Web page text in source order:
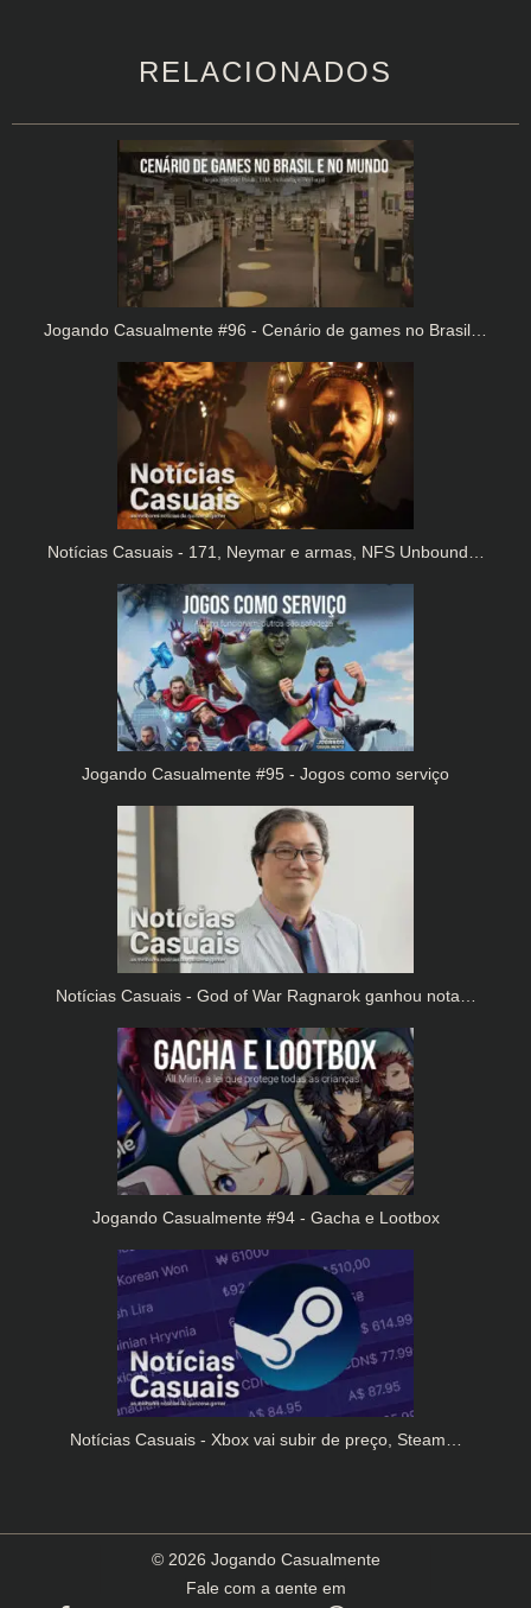
RELACIONADOS
Jogando Casualmente #96 - Cenário de games no Brasil…
Notícias Casuais - 171, Neymar e armas, NFS Unbound…
Jogando Casualmente #95 - Jogos como serviço
Notícias Casuais - God of War Ragnarok ganhou nota…
Jogando Casualmente #94 - Gacha e Lootbox
Notícias Casuais - Xbox vai subir de preço, Steam…
© 2026 Jogando Casualmente
Fale com a gente em